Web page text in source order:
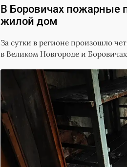
В Боровичах пожарные
жилой дом
За сутки в регионе произошло
в Великом Новгороде и Боровичах